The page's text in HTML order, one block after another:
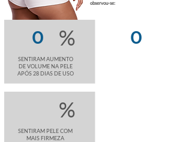
observou-se:
%
SENTIRAM AUMENTO
DE VOLUME NA PELE
APÓS 28 DIAS DE USO
%
SENTIRAM PELE COM
MAIS FIRMEZA
0 0